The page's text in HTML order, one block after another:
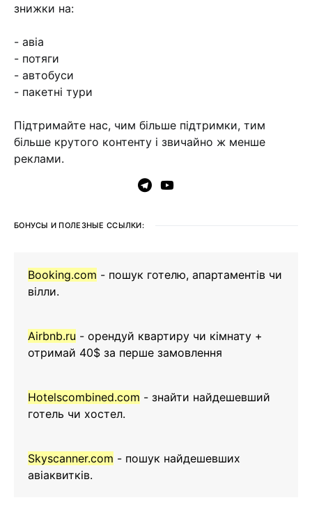
знижки на:
- авіа
- потяги
- автобуси
- пакетні тури
Підтримайте нас, чим більше підтримки, тим
більше крутого контенту і звичайно ж менше
реклами.
БОНУСЫ И ПОЛЕЗНЫЕ ССЫЛКИ:
Booking.com - пошук готелю, апартаментів чи
вілли.
Airbnb.ru - орендуй квартиру чи кімнату +
отримай 40$ за перше замовлення
Hotelscombined.com - знайти найдешевший
готель чи хостел.
Skyscanner.com - пошук найдешевших
авіаквитків.